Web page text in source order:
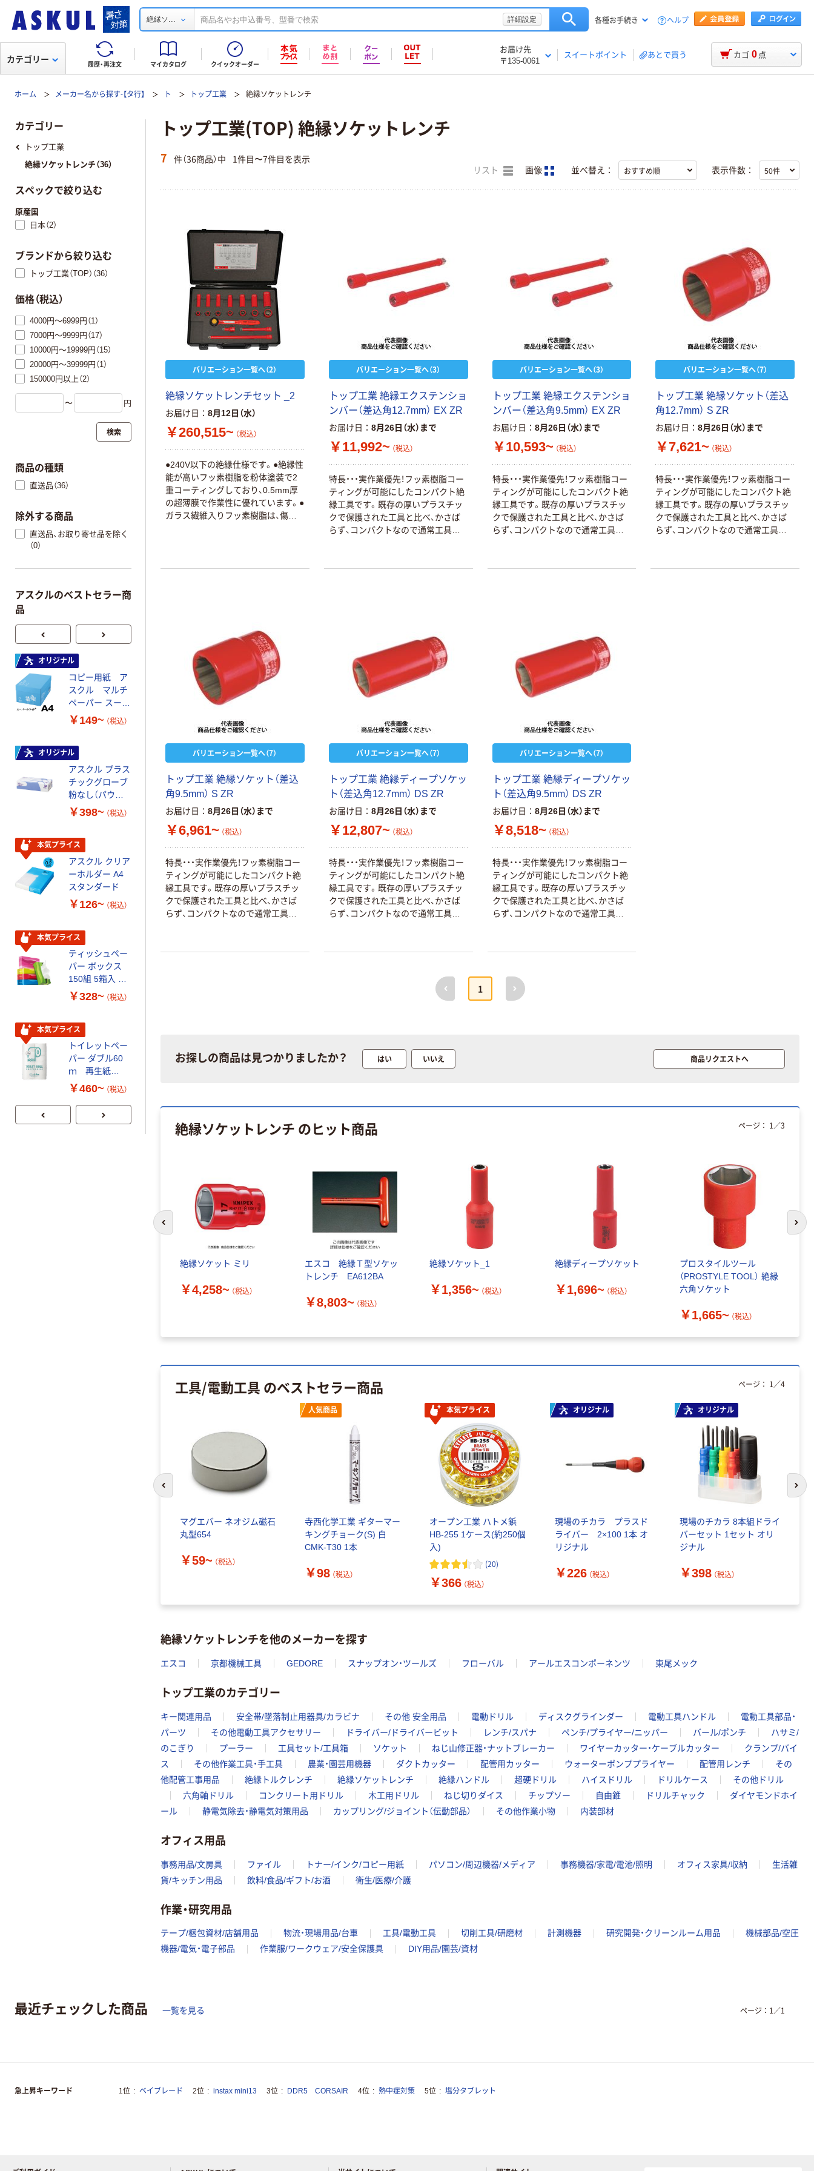
絶縁ソ... 詳細設定 各種お手続き ヘルプ
履歴・再注文 マイカタログ クイックオーダー
お届け先
〒135-0061
スイートポイント あとで買う
カテゴリー カゴ 0 点
ホーム メーカー名から探す-【タ行】 ト トップ工業 絶縁ソケットレンチ
トップ工業(TOP) 絶縁ソケットレンチ
7 件（36商品）中 1件目〜7件目を表示
リスト 画像 並べ替え： 表示件数：
バリエーション一覧へ（2）
絶縁ソケットレンチセット _2
お届け日 8月12日（水）
￥260,515~ （税込）
●240V以下の絶縁仕様です。●絶縁性
能が高いフッ素樹脂を粉体塗装で2
重コーティングしており、0.5mm厚
の超薄膜で作業性に優れています。●
ガラス繊維入りフッ素樹脂は、傷に
バリエーション一覧へ（3）
トップ工業 絶縁エクステンショ
ンバー（差込角12.7mm） EX ZR
お届け日 8月26日（水）まで
￥11,992~ （税込）
特長・・・実作業優先！フッ素樹脂コー
ティングが可能にしたコンパクト絶
縁工具です。既存の厚いプラスチッ
クで保護された工具と比べ、かさば
らず、コンパクトなので通常工具と
を遮断できない通信産業での保守作
バリエーション一覧へ（3）
トップ工業 絶縁エクステンショ
ンバー（差込角9.5mm） EX ZR
お届け日 8月26日（水）まで
￥10,593~ （税込）
特長・・・実作業優先！フッ素樹脂コー
ティングが可能にしたコンパクト絶
縁工具です。既存の厚いプラスチッ
クで保護された工具と比べ、かさば
らず、コンパクトなので通常工具と
を遮断できない通信産業での保守作
バリエーション一覧へ（7）
トップ工業 絶縁ソケット（差込
角12.7mm） S ZR
お届け日 8月26日（水）まで
￥7,621~ （税込）
特長・・・実作業優先！フッ素樹脂コー
ティングが可能にしたコンパクト絶
縁工具です。既存の厚いプラスチッ
クで保護された工具と比べ、かさば
らず、コンパクトなので通常工具と
を遮断できない通信産業での保守作
バリエーション一覧へ（7）
トップ工業 絶縁ソケット（差込
角9.5mm） S ZR
お届け日 8月26日（水）まで
￥6,961~ （税込）
特長・・・実作業優先！フッ素樹脂コー
ティングが可能にしたコンパクト絶
縁工具です。既存の厚いプラスチッ
クで保護された工具と比べ、かさば
らず、コンパクトなので通常工具と
を遮断できない通信産業での保守作
バリエーション一覧へ（7）
トップ工業 絶縁ディープソケッ
ト（差込角12.7mm） DS ZR
お届け日 8月26日（水）まで
￥12,807~ （税込）
特長・・・実作業優先！フッ素樹脂コー
ティングが可能にしたコンパクト絶
縁工具です。既存の厚いプラスチッ
クで保護された工具と比べ、かさば
らず、コンパクトなので通常工具と
を遮断できない通信産業での保守作
バリエーション一覧へ（7）
トップ工業 絶縁ディープソケッ
ト（差込角9.5mm） DS ZR
お届け日 8月26日（水）まで
￥8,518~ （税込）
特長・・・実作業優先！フッ素樹脂コー
ティングが可能にしたコンパクト絶
縁工具です。既存の厚いプラスチッ
クで保護された工具と比べ、かさば
らず、コンパクトなので通常工具と
を遮断できない通信産業での保守作
前へ
1
次へ
お探しの商品は見つかりましたか？ はい いいえ 商品リクエストへ
絶縁ソケットレンチ のヒット商品
絶縁ソケット ミリ
￥4,258~ （税込）
エスコ 絶縁Ｔ型ソケッ
トレンチ EA612BA
￥8,803~ （税込）
絶縁ソケット_1
￥1,356~ （税込）
絶縁ディープソケット
￥1,696~ （税込）
プロスタイルツール
（PROSTYLE TOOL） 絶縁
六角ソケット
￥1,665~ （税込）
ページ： 1／3
前のスライドへ 次
工具/電動工具 のベストセラー商品
マグエバー ネオジム磁石
丸型654
￥59~ （税込）
人気商品
寺西化学工業 ギターマー
キングチョーク(S) 白
CMK-T30 1本
￥98 （税込）
本気プライス
オープン工業 ハトメ鋲
HB-255 1ケース(約250個
入)
(20)
￥366 （税込）
オリジナル
現場のチカラ プラスド
ライバー 2×100 1本 オ
リジナル
￥226 （税込）
オリジナル
現場のチカラ 8本組ドライ
バーセット 1セット オリ
ジナル
￥398 （税込）
ページ： 1 ／4
前のスライドへ 次
絶縁ソケットレンチを他のメーカーを探す
エスコ 京都機械工具 GEDORE スナップオン・ツールズ フローバル アールエスコンポーネンツ 東尾メック
トップ工業のカテゴリー
キー関連用品 安全帯/墜落制止用器具/カラビナ その他 安全用品 電動ドリル ディスクグラインダー 電動工具ハンドル
電動工具部品・
パーツ
その他電動工具アクセサリー ドライバー/ドライバービット レンチ/スパナ ペンチ/プライヤー/ニッパー バール/ポンチ
ハサミ/
のこぎり
プーラー 工具セット/工具箱 ソケット ねじ山修正器・ナットブレーカー ワイヤーカッター・ケーブルカッター
クランプ/バイ
ス
その他作業工具・手工具 農業・園芸用機器 ダクトカッター 配管用カッター ウォーターポンププライヤー 配管用レンチ
その
他配管工事用品
絶縁トルクレンチ 絶縁ソケットレンチ 絶縁ハンドル 超硬ドリル ハイスドリル ドリルケース
その他ドリル
六角軸ドリル
コンクリート用ドリル 木工用ドリル ねじ切りダイス チップソー 自由錐 ドリルチャック
ダイヤモンドホイ
ール
静電気除去・静電気対策用品 カップリング/ジョイント（伝動部品） その他作業小物 内装部材
オフィス用品
事務用品/文房具 ファイル トナー/インク/コピー用紙 パソコン/周辺機器/メディア 事務機器/家電/電池/照明 オフィス家具/収納
生活雑
貨/キッチン用品
飲料/食品/ギフト/お酒 衛生/医療/介護
作業・研究用品
テープ/梱包資材/店舗用品 物流・現場用品/台車 工具/電動工具 切削工具/研磨材 計測機器 研究開発・クリーンルーム用品
機械部品/空圧
機器/電気・電子部品
作業服/ワークウェア/安全保護具 DIY用品/園芸/資材
カテゴリー
トップ工業
絶縁ソケットレンチ（36）
スペックで絞り込む
原産国
日本（2）
ブランドから絞り込む
トップ工業（TOP）（36）
価格（税込）
4000円～6999円（1）
7000円～9999円（17）
10000円～19999円（15）
20000円～39999円（1）
150000円以上（2）
〜 円
検索
商品の種類
直送品（36）
除外する商品
直送品、お取り寄せ品を除く
（0）
アスクルのベストセラー商
品
オリジナル
コピー用紙 ア
スクル マルチ
ペーパー スーパ
ーホワイト+
￥149~ （税込）
オリジナル
アスクル プラス
チックグローブ
粉なし（パウダ
ーフリー）
￥398~ （税込）
本気プライス
アスクル クリア
ーホルダー A4
スタンダード
￥126~ （税込）
本気プライス
ティッシュペー
パー ボックス
150組 5箱入 ア
スクル スマート
証
￥328~ （税込）
本気プライス
トイレットペー
パー ダブル60
ｍ 再生紙
100% 6ロール
芯あり FSC認
証
￥460~ （税込）
本気プライス
ペーパータオル
中判 再生紙
100％ 200枚
ル 大王製紙共同
￥149~ （税込）
オリジナル
ルチペーパー
スーパーエコノ
ミー+
￥149~ （税込）
アスクル 耳にや
さしい やわらか
いマスク
￥458~ （税込）
アスクル プラ
ラルミネラルウ
レス 10本
トイレットペー
パー シングル
リサイクル100
（税込）
水 ミネラルウォ
ーター ペットボ
トル
￥686~ （税込）
ファーストレイ
ト ホワイト紙コ
ップ
￥374~ （税込）
蛍光オプテック
G バルクタイプ
指定医薬部外品
オリジナル
【アスクル限定】
ファーストレイ
オリジナル
ファーストレイ
ト ニトリルグ
ローブ ブル
ウダーフリー）
￥698~ （税込）
ペーパータオル
小判・シングル
再生紙 200枚
FSC認証紙 アス
クルオリジナル
￥143~ （税込）
ティッシュペー
モカ 200組 5個
アスクル オリジ
￥428~ （税込）
トイレシート
オリジナル
アスクルオリジ
100μ（ミクロン）
パー ダブル60
ｍ 再生紙
芯あり FSC認
最近チェックした商品 一覧を見る ページ： 1／1
急上昇キーワード 1位 ベイブレード 2位 instax mini13 3位 DDR5 CORSAIR 4位 熱中症対策 5位 塩分タブレット